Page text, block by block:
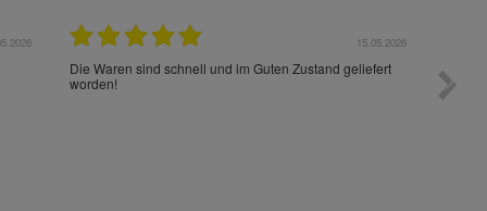
15.05.2026
Die Waren sind schnell und im Guten Zustand geliefert
worden!